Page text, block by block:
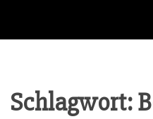
Schlagwort: